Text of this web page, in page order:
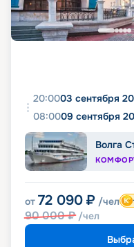
20:0003 сентября
08:0009 сентября
Волга
от 72 090 ₽ /чел
90 000₽ /чел